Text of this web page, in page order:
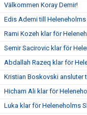
Välkommen Koray Demir!
Edis Ademi till Heleneholms
Rami Kozeh klar för
Semir Sacirovic klar för
Abdallah Razeq klar för
Kristian Boskovski ansluter
Hicham Ali klar för
Luka klar för Heleneholms